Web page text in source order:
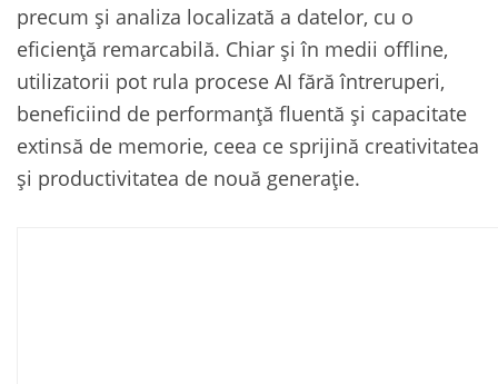
precum și analiza localizată a datelor, cu o
eficiență remarcabilă. Chiar și în medii offline,
utilizatorii pot rula procese AI fără întreruperi,
beneficiind de performanță fluentă și capacitate
extinsă de memorie, ceea ce sprijină creativitatea
și productivitatea de nouă generație.